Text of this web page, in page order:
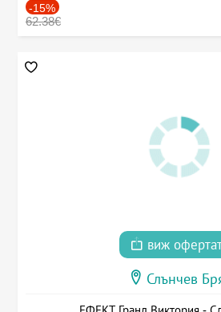
-15%
62.38€
виж
Слънчев